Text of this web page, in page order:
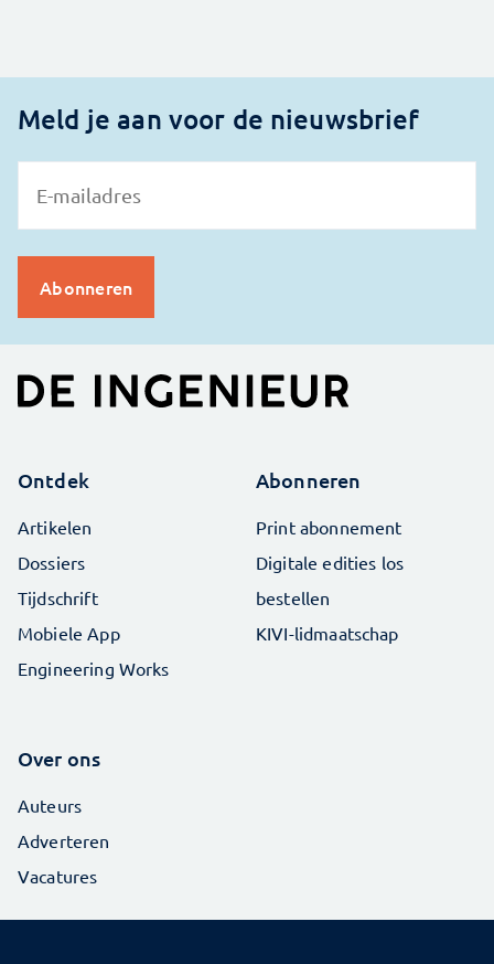
Meld je aan voor de nieuwsbrief
Ontdek
Artikelen
Dossiers
Tijdschrift
Mobiele App
Engineering Works
Abonneren
Print abonnement
Digitale edities los
bestellen
KIVI-lidmaatschap
Over ons
Auteurs
Adverteren
Vacatures